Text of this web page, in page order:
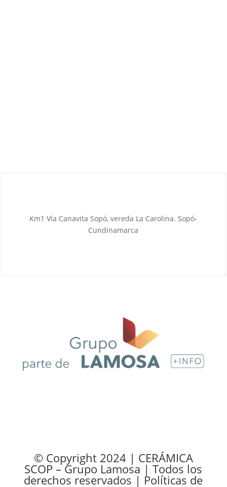
Km1 Vía Canavita Sopó, vereda La Carolina. Sopó-
Cundinamarca
© Copyright 2024 | CERÁMICA
SCOP – Grupo Lamosa | Todos los
derechos reservados | Políticas de